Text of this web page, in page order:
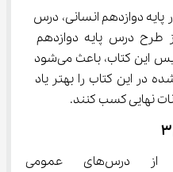
در پایه دوازدهم انسانی، درس
درس پایه دوازدهم
انسانی متوسطه دوم برای تدریس این کتاب، باعث می‌شود
شده در این کتاب را بهتر یاد
نهایی کسب کنند.
درس عربی نیز یکی از